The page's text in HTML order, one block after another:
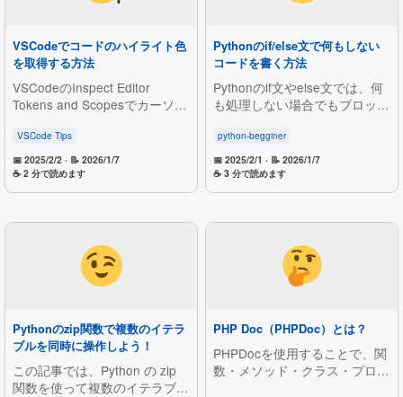
VSCodeでコードのハイライト色
を取得する方法
VSCodeのInspect Editor
Tokens and Scopesでカーソル
字色やTextMateスコープを確認
する手順を紹介。カスタムテー
マ作成や色設定の調整に活用で
き、再実行で解除可能な覚えや
VSCode Tips
📅 2025/2/2 · 📝 2026/1/7
☕ 2 分で読めます
Pythonのif/else文で何もしない
コードを書く方法
Pythonのif文やelse文では、何
も処理しない場合でもブロック
構文エラーを防ぎつつ「何もし
ない」意図を示せるpass文の
役割や使い方、実用的な使用例
を分かりやすく解説します。
python-begginer
📅 2025/2/1 · 📝 2026/1/7
☕ 3 分で読めます
Pythonのzip関数で複数のイテラ
ブルを同時に操作しよう！
この記事では、Python の zip
関数を使って複数のイテラブル
PHP Doc（PHPDoc）とは？
PHPDocを使用することで、関
数・メソッド・クラス・プロパ